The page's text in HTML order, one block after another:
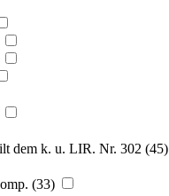
dem k. u. LIR. Nr. 302 (45)
(33)